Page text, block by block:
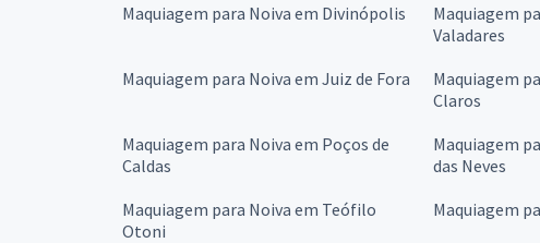
Maquiagem para Noiva em Divinópolis
Maquiagem
Valadares
Maquiagem para Noiva em Juiz de Fora
Maquiagem
Claros
Maquiagem para Noiva em Poços de
Caldas
Maquiagem
das Neves
Maquiagem para Noiva em Teófilo
Otoni
Maquiagem